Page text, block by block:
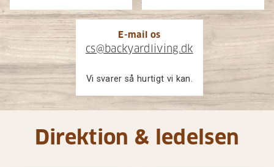
E-mail os
cs@backyardliving.dk
Vi svarer så hurtigt vi kan.
Direktion & ledelsen